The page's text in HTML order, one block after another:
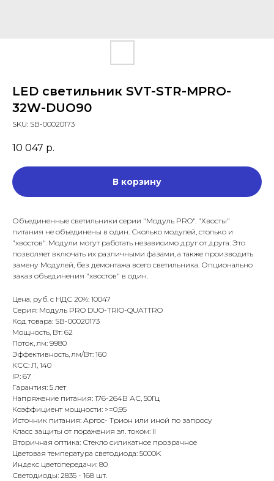
LED светильник SVT-STR-MPRO-
32W-DUO90
SKU: SB-00020173
10 047 р.
В корзину
Объединенные светильники серии "Модуль PRO". "Хвосты"
питания не объединены в один. Сколько модулей, столько и
"хвостов". Модули могут работать независимо друг от друга. Это
позволяет включать их различными фазами, а также производить
замену Модулей, без демонтажа всего светильника. Опционально
заказ объединения "хвостов" в один.
Цена, руб. с НДС 20%: 10047
Серия: Модуль PRO DUO-TRIO-QUATTRO
Код товара: SB-00020173
Мощность, Вт: 62
Поток, лм: 9980
Эффективность, лм/Вт: 160
КСС: Л, 140
IP: 67
Гарантия: 5 лет
Напряжение питания: 176-264В АС, 50Гц
Коэффициент мощности: >=0,95
Источник питания: Аргос- Трион или иной по запросу
Класс защиты от поражения эл. током: II
Вторичная оптика: Стекло силикатное прозрачное
Цветовая температура светодиода: 5000K
Индекс цветопередачи: 80
Светодиоды: 2835 - 168 шт.